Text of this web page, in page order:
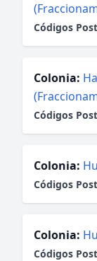
Códigos
Colonia:
Códigos
Colonia:
Códigos
Colonia:
Códigos